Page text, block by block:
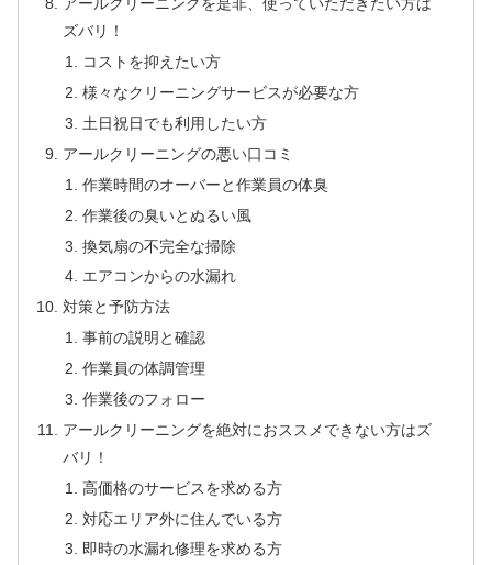
アールクリーニングを是非、使っていただきたい方は
ズバリ！
コストを抑えたい方
様々なクリーニングサービスが必要な方
土日祝日でも利用したい方
アールクリーニングの悪い口コミ
作業時間のオーバーと作業員の体臭
作業後の臭いとぬるい風
換気扇の不完全な掃除
エアコンからの水漏れ
対策と予防方法
事前の説明と確認
作業員の体調管理
作業後のフォロー
アールクリーニングを絶対におススメできない方はズ
バリ！
高価格のサービスを求める方
対応エリア外に住んでいる方
即時の水漏れ修理を求める方